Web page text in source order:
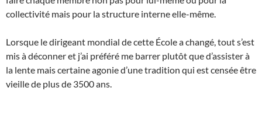
collectivité mais pour la structure interne elle-même.
Lorsque le dirigeant mondial de cette École a changé, tout s’est
mis à déconner et j’ai préféré me barrer plutôt que d’assister à
la lente mais certaine agonie d’une tradition qui est censée être
vieille de plus de 3500 ans.